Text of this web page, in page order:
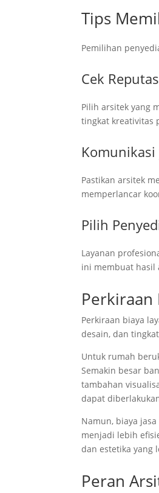
Tips
Pemilihan
Cek
Pilih arsitek yang
tingkat kreativitas
Komunikasi
Pastikan arsitek
memperlancar
Pilih
Layanan
ini membuat hasil
Perkiraan
Perkiraan biaya
desain, dan
Untuk rumah
Semakin besar
tambahan
dapat
Namun, biaya
menjadi lebih
dan estetika yang
Peran